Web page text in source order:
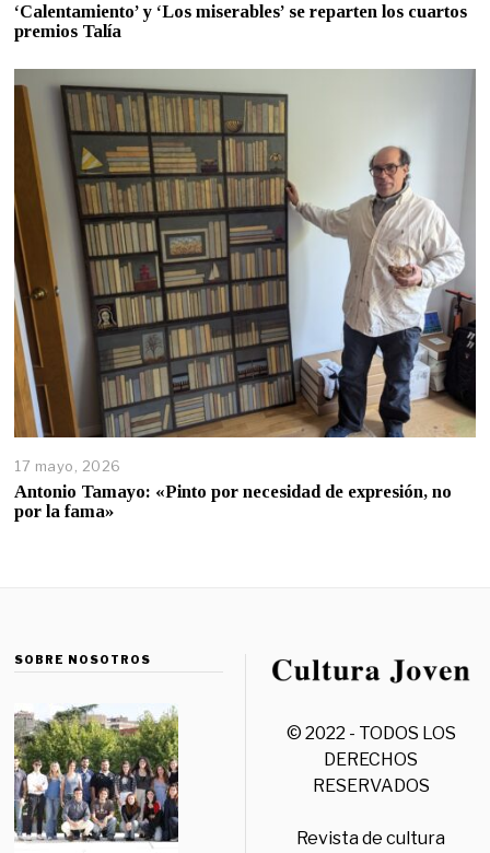
‘Calentamiento’ y ‘Los miserables’ se reparten los cuartos
premios Talía
17 mayo, 2026
Antonio Tamayo: «Pinto por necesidad de expresión, no
por la fama»
SOBRE NOSOTROS
© 2022 - TODOS LOS
DERECHOS
RESERVADOS
Revista de cultura